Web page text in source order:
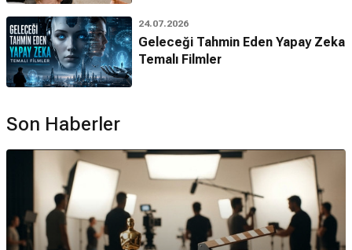
24.07.2026
Geleceği Tahmin Eden Yapay Zeka
Temalı Filmler
Son Haberler